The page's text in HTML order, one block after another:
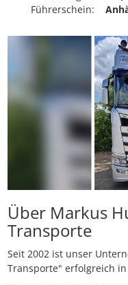
Führerschein:
Über Markus
Transporte
Seit 2002 ist unser
Transporte" erfolgreich